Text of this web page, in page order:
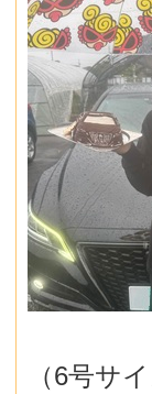
（6号サ